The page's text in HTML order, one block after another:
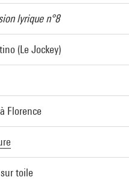
lyrique n°8
(Le Jockey)
Florence
toile